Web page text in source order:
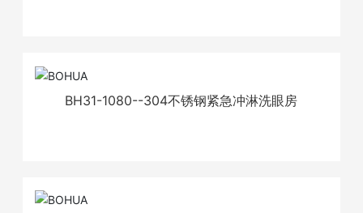
BH31-1080--304不锈钢紧急冲淋洗眼房